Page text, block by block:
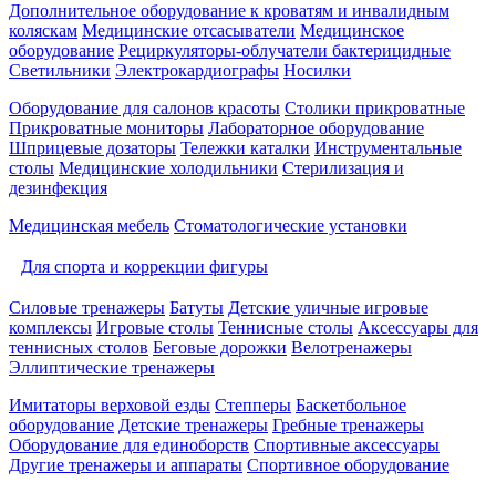
Дополнительное оборудование к кроватям и инвалидным
коляскам Медицинские отсасыватели Медицинское
оборудование Рециркуляторы-облучатели бактерицидные
Светильники Электрокардиографы Носилки
Оборудование для салонов красоты Столики прикроватные
Прикроватные мониторы Лабораторное оборудование
Шприцевые дозаторы Тележки каталки Инструментальные
столы Медицинские холодильники Стерилизация и
дезинфекция
Медицинская мебель Стоматологические установки
Для спорта и коррекции фигуры
Силовые тренажеры Батуты Детские уличные игровые
комплексы Игровые столы Теннисные столы Аксессуары для
теннисных столов Беговые дорожки Велотренажеры
Эллиптические тренажеры
Имитаторы верховой езды Степперы Баскетбольное
оборудование Детские тренажеры Гребные тренажеры
Оборудование для единоборств Спортивные аксессуары
Другие тренажеры и аппараты Спортивное оборудование